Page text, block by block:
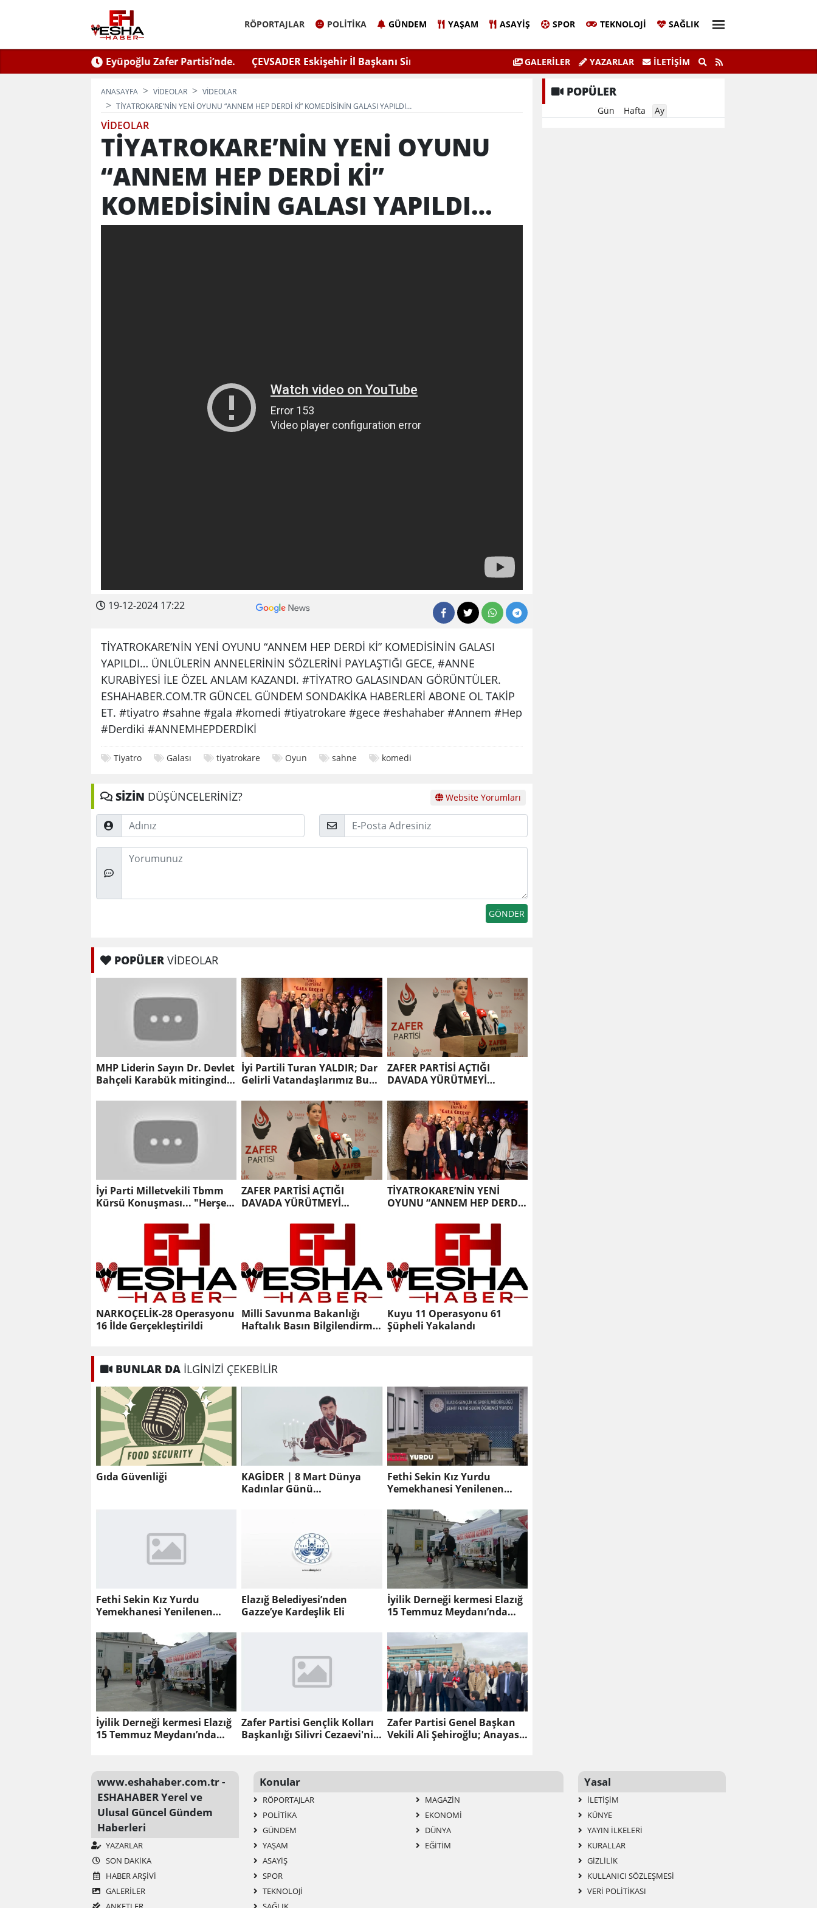
RÖPORTAJLAR POLITIKA GÜNDEM YAŞAM ASAYIŞ SPOR TEKNOLOJI SAĞLIK
Zafer Partisi’nde.
ÇEVSADER Eskişehir İl Başkanı Sinem Eltin'den Hayati Uyarı
Kulaktan Dolma Bilgiyle İlaçlama Ölüm Getirir
Elazığ'da Sivil Katılım Zirvesi Gerçekleştirildi.
GALERİLER YAZARLAR İLETIŞIM
ANASAYFA VİDEOLAR
VİDEOLAR
TİYATROKARE’NİN YENİ OYUNU “ANNEM HEP DERDİ Kİ” KOMEDİSİNİN GALASI YAPILDI…
VİDEOLAR
TİYATROKARE’NİN YENİ OYUNU
“ANNEM HEP DERDİ Kİ”
KOMEDİSİNİN GALASI YAPILDI…
19-12-2024 17:22
TİYATROKARE’NİN YENİ OYUNU “ANNEM HEP DERDİ Kİ” KOMEDİSİNİN GALASI
YAPILDI… ÜNLÜLERİN ANNELERİNİN SÖZLERİNİ PAYLAŞTIĞI GECE, #ANNE
KURABİYESİ İLE ÖZEL ANLAM KAZANDI. #TİYATRO GALASINDAN GÖRÜNTÜLER.
ESHAHABER.COM.TR GÜNCEL GÜNDEM SONDAKİKA HABERLERİ ABONE OL TAKİP
ET. #tiyatro #sahne #gala #komedi #tiyatrokare #gece #eshahaber #Annem #Hep
#Derdiki #ANNEMHEPDERDİKİ
Tiyatro Galası tiyatrokare Oyun sahne komedi
SİZİN DÜŞÜNCELERİNİZ? Website Yorumları
Adınız
Posta
Düşünceleriniz
POPÜLERVİDEOLAR
MHP Liderin Sayın Dr. Devlet
Bahçeli Karabük mitinginde
aldı.
İyi Partili Turan YALDIR; Dar
Gelirli Vatandaşlarımız Bu
Kaldıramaz.
ZAFER PARTİSİ AÇTIĞI
DAVADA YÜRÜTMEYİ
İyi Parti Milletvekili Tbmm
Kürsü Konuşması... "Herşey
ZAFER PARTİSİ AÇTIĞI
DAVADA YÜRÜTMEYİ
TİYATROKARE’NİN YENİ
OYUNU “ANNEM HEP DERDİ
NARKOÇELİK-28 Operasyonu
16 İlde Gerçekleştirildi
Milli Savunma Bakanlığı
Haftalık Basın Bilgilendirme
Kuyu 11 Operasyonu 61
Şüpheli Yakalandı
BUNLAR DA İLGİNİZİ ÇEKEBİLİR
Gıda Güvenliği
KAGİDER | 8 Mart Dünya
Kadınlar Günü
Fethi Sekin Kız Yurdu
Yemekhanesi Yenilenen
Fethi Sekin Kız Yurdu
Yemekhanesi Yenilenen
Elazığ Belediyesi’nden
Gazze’ye Kardeşlik Eli
İyilik Derneği kermesi Elazığ
15 Temmuz Meydanı’nda
Destek Yapıldı.
İyilik Derneği kermesi Elazığ
15 Temmuz Meydanı’nda
Zafer Partisi Gençlik Kolları
Başkanlığı Silivri Cezaevi'nin
Zafer Partisi Genel Başkan
Vekili Ali Şehiroğlu; Anayasa
POPÜLER
Gün Hafta Ay
www.eshahaber.com.tr -
ESHAHABER Yerel ve
Ulusal Güncel Gündem
Haberleri
YAZARLAR
SON DAKIKA
HABER ARŞIVI
GALERİLER
Konular
RÖPORTAJLAR
POLITIKA
GÜNDEM
YAŞAM
ASAYIŞ
SPOR
TEKNOLOJI
MAGAZIN
EKONOMI
DÜNYA
EĞITIM
Yasal
İLETIŞIM
KÜNYE
YAYIN İLKELERI
KURALLAR
GIZLILIK
KULLANICI SÖZLEŞMESI
VERI POLITIKASI